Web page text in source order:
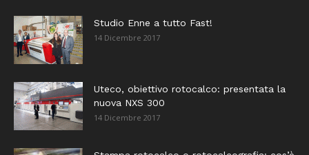
Studio Enne a tutto Fast!
14 Dicembre 2017
Uteco, obiettivo rotocalco: presentata la
nuova NXS 300
14 Dicembre 2017